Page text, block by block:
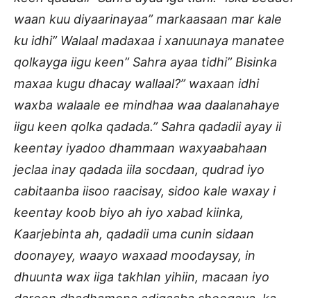
waan kuu diyaarinayaa” markaasaan mar kale
ku idhi” Walaal madaxaa i xanuunaya manatee
qolkayga iigu keen” Sahra ayaa tidhi” Bisinka
maxaa kugu dhacay wallaal?” waxaan idhi
waxba walaale ee mindhaa waa daalanahaye
iigu keen qolka qadada.” Sahra qadadii ayay ii
keentay iyadoo dhammaan waxyaabahaan
jeclaa inay qadada iila socdaan, qudrad iyo
cabitaanba iisoo raacisay, sidoo kale waxay i
keentay koob biyo ah iyo xabad kiinka,
Kaarjebinta ah, qadadii uma cunin sidaan
doonayey, waayo waxaad moodaysay, in
dhuunta wax iiga takhlan yihiin, macaan iyo